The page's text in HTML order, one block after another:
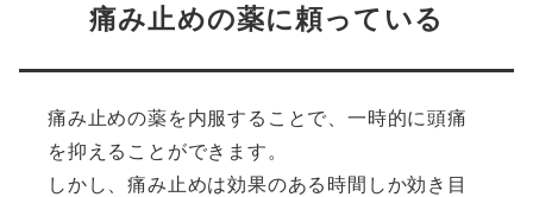
痛み止めの薬に頼っている
痛み止めの薬を内服することで、一時的に頭痛
を抑えることができます。
しかし、痛み止めは効果のある時間しか効き目